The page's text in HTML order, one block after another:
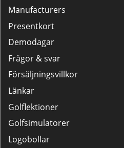
Manufacturers
Presentkort
Demodagar
Frågor & svar
Försäljningsvillkor
Länkar
Golflektioner
Golfsimulatorer
Logobollar